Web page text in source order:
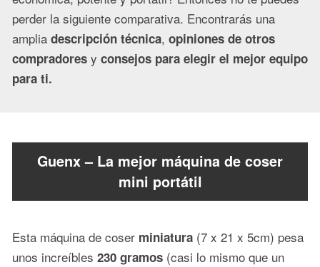
perder la siguiente comparativa. Encontrarás una
amplia descripción técnica, opiniones de otros
compradores y consejos para elegir el mejor equipo
para ti.
Guenx – La mejor máquina de coser
mini portátil
Esta máquina de coser miniatura (7 x 21 x 5cm) pesa
unos increíbles 230 gramos (casi lo mismo que un